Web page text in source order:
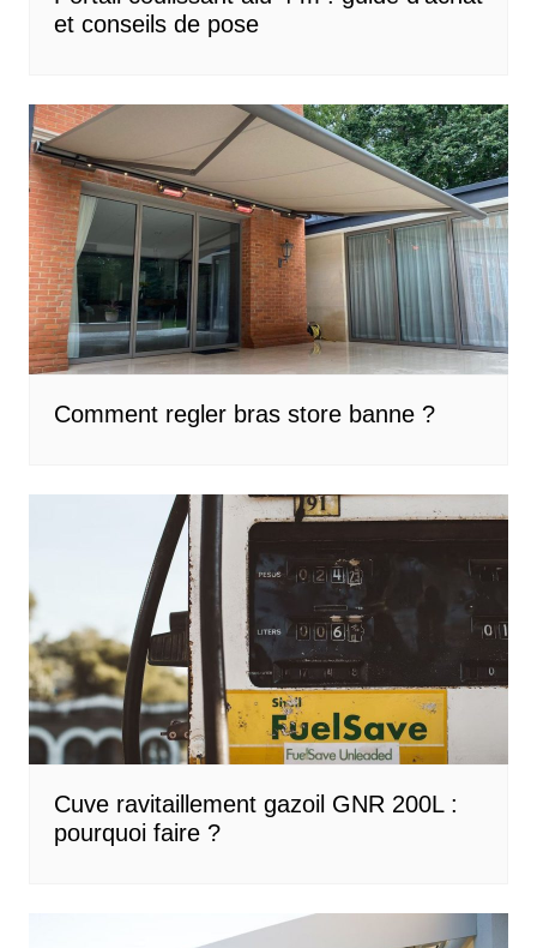
et conseils de pose
Comment regler bras store banne ?
Cuve ravitaillement gazoil GNR 200L :
pourquoi faire ?